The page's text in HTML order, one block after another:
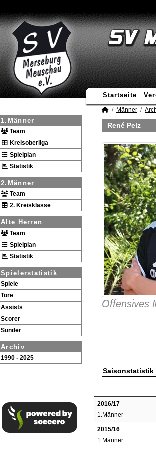
Startseite
1.Männer
Team
Kreisoberliga
Spielplan
Statistik
2.Männer
Team
2. Kreisklasse
Alte Herren
Team
Spielplan
Statistik
Spielerstatistik
Spiele
Tore
Assists
Scorer
Sünder
Archiv
1990 - 2025
Männer
René Pelz
Offensives
Saisonstatistik
2016/17
1.Männer
2015/16
1.Männer